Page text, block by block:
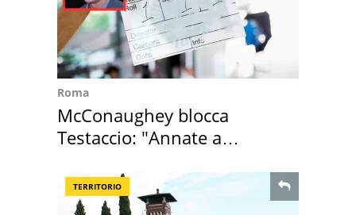
Roma
McConaughey blocca
Testaccio: "Annate a
TERRITORIO